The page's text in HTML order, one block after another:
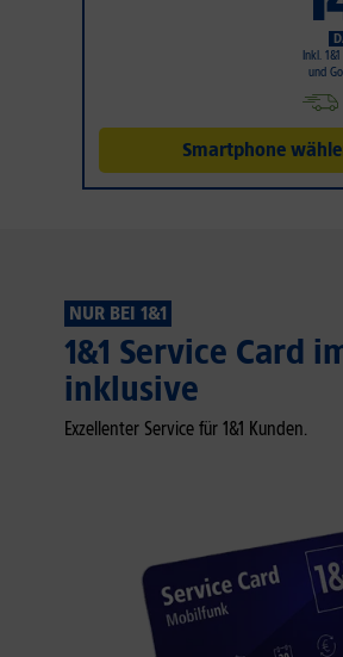
Inkl.
und
Smartphone
NUR BEI 1&1
1&1 Service Card
inklusive
Exzellenter Service für 1&1 Kunden.